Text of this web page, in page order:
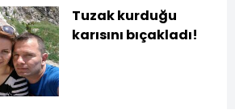
Tuzak kurduğu
karısını bıçakladı!